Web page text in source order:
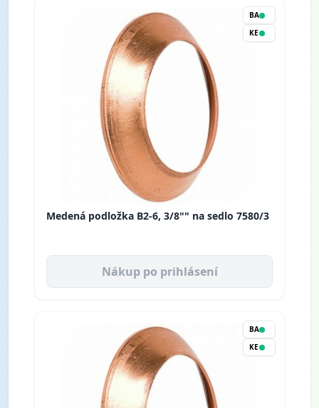
BA
KE
Medená podložka B2-6, 3/8"" na sedlo 7580/3
Nákup po prihlásení
BA
KE